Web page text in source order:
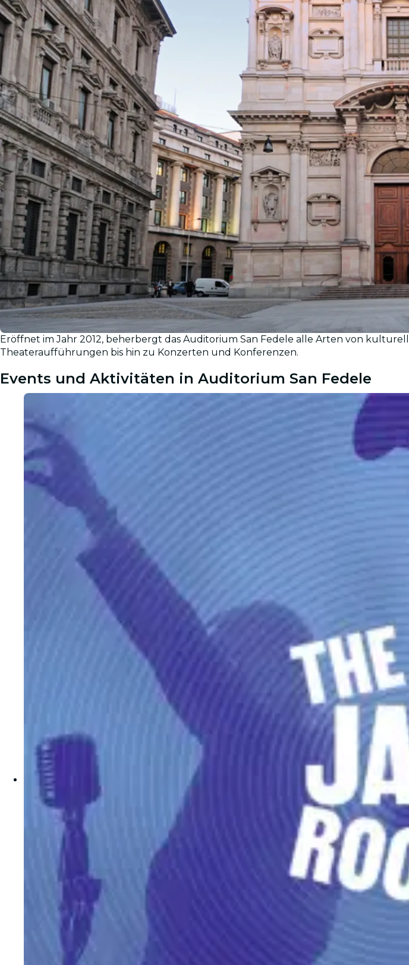
Galerie
Eröffnet im Jahr 2012, beherbergt das Auditorium San Fedele alle Arten von
Theateraufführungen bis hin zu Konzerten und Konferenzen.
Events und Aktivitäten in Auditorium San Fedele